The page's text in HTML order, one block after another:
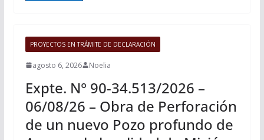
PROYECTOS EN TRÁMITE DE DECLARACIÓN
agosto 6, 2026 Noelia
Expte. N° 90-34.513/2026 –
06/08/26 – Obra de Perforación
de un nuevo Pozo profundo de